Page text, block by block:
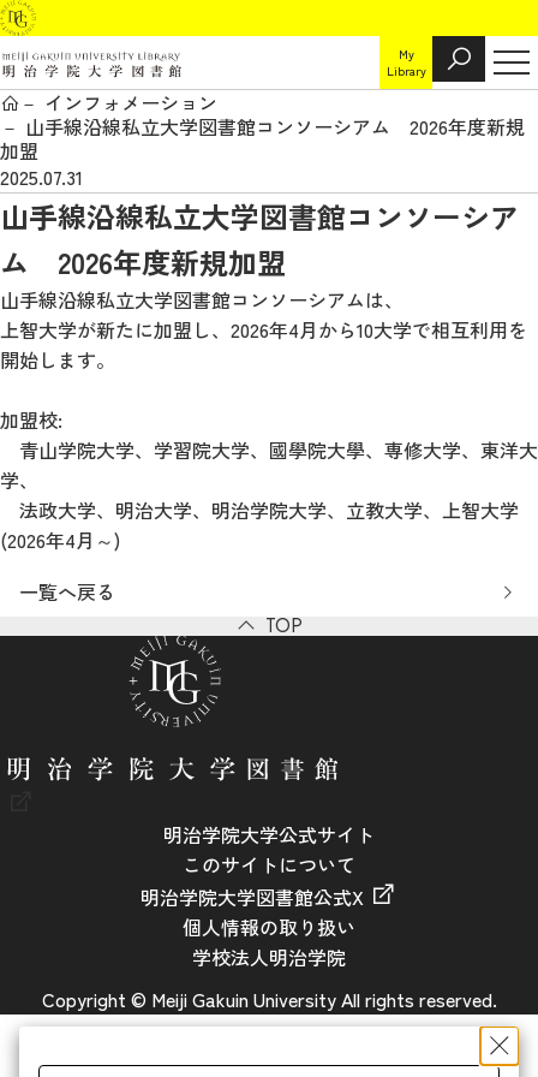
My
Library
インフォメーション
山手線沿線私立大学図書館コンソーシアム 2026年度新規
加盟
2025.07.31
山手線沿線私立大学図書館コンソーシア
ム 2026年度新規加盟
山手線沿線私立大学図書館コンソーシアムは、
上智大学が新たに加盟し、2026年4月から10大学で相互利用を
開始します。
加盟校:
青山学院大学、学習院大学、國學院大學、専修大学、東洋大
学、
法政大学、明治大学、明治学院大学、立教大学、上智大学
(2026年4月～)
一覧へ戻る
TOP
明治学院大学公式サイト
このサイトについて
明治学院大学図書館公式X
個人情報の取り扱い
学校法人明治学院
Copyright © Meiji Gakuin University All rights reserved.